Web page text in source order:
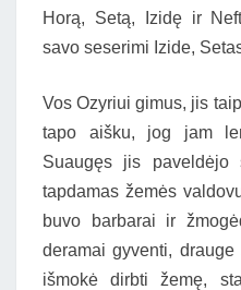
Horą, Setą, Izidę ir
savo seserimi Izide,
Vos Ozyriui gimus, jis
tapo aišku, jog jam
Suaugęs jis paveldėjo
tapdamas žemės
buvo barbarai ir
deramai gyventi,
išmokė dirbti žemę,